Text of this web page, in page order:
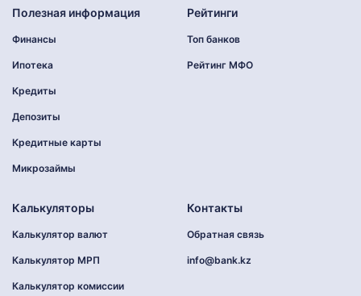
Полезная информация
Финансы
Ипотека
Кредиты
Депозиты
Кредитные карты
Микрозаймы
Рейтинги
Топ банков
Рейтинг МФО
Калькуляторы
Калькулятор валют
Калькулятор МРП
Калькулятор комиссии
Контакты
Обратная связь
info@bank.kz